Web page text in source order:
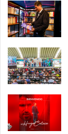
U
n
a
F
t
o
M
i
e
n
r
a
d
o
s
a
m
b
i
é
n
r